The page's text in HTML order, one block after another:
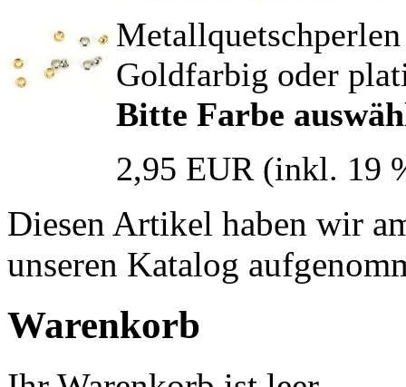
Goldfarbig oder
Bitte Farbe
2,95 EUR (inkl. 19
Diesen Artikel haben wir
unseren Katalog
Warenkorb